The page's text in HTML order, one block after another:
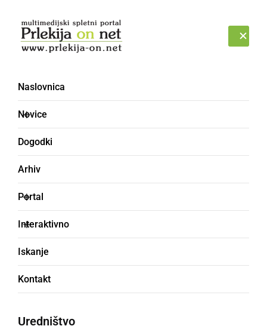
Naslovnica
Novice
Dogodki
Arhiv
Portal
Interaktivno
Iskanje
Kontakt
Uredništvo
ribiška trgovina
GOSPODARSTVO
Njihove vabe uporabljajo tudi najzahtevnejši
ribiči
nedelja, 10. januar 2021 ob 13:16